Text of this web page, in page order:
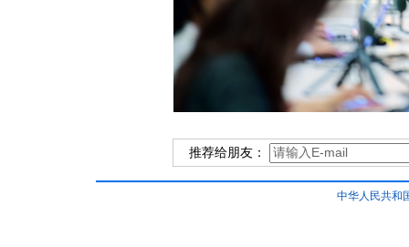
推荐给朋友：
中华人民共和